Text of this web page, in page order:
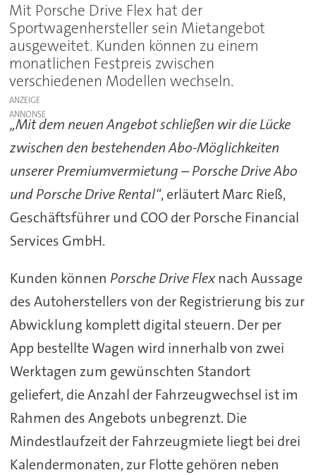
Mit Porsche Drive Flex hat der
Sportwagenhersteller sein Mietangebot
ausgeweitet. Kunden können zu einem
monatlichen Festpreis zwischen
verschiedenen Modellen wechseln.
ANZEIGE
„Mit dem neuen Angebot schließen wir die Lücke
zwischen den bestehenden Abo-Möglichkeiten
unserer Premiumvermietung – Porsche Drive Abo
und Porsche Drive Rental“, erläutert Marc Rieß,
Geschäftsführer und COO der Porsche Financial
Services GmbH.
Kunden können Porsche Drive Flexnach Aussage
des Autoherstellers von der Registrierung bis zur
Abwicklung komplett digital steuern. Der per
App bestellte Wagen wird innerhalb von zwei
Werktagen zum gewünschten Standort
geliefert, die Anzahl der Fahrzeugwechsel ist im
Rahmen des Angebots unbegrenzt. Die
Mindestlaufzeit der Fahrzeugmiete liegt bei drei
Kalendermonaten, zur Flotte gehören neben